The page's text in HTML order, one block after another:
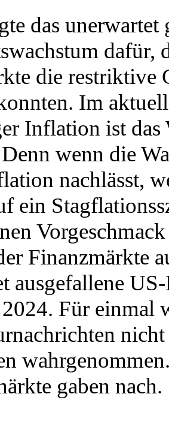
das unerwartet
dafür,
die restriktive
Im
Inflation ist das
wenn die
nachlässt,
ein
Finanzmärkte
ausgefallene
Für einmal
nicht
gaben nach.